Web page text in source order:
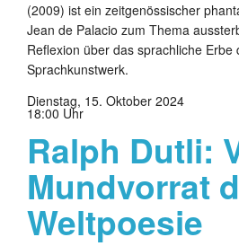
(2009) ist ein zeitgenössischer
Jean de Palacio zum Thema
Reflexion über das sprachliche Erbe
Sprachkunstwerk.
Dienstag, 15. Oktober 2024
18:00 Uhr
Ralph Dutli:
Mundvorrat
Weltpoesie